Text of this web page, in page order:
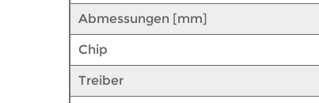
Abmessungen [mm]
Chip
Treiber